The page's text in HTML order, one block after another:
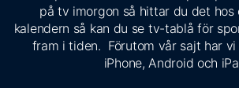
på tv imorgon så hittar du det hos
kalendern så kan du se tv-tablå för
fram i tiden. Förutom vår sajt har
iPhone, Android och